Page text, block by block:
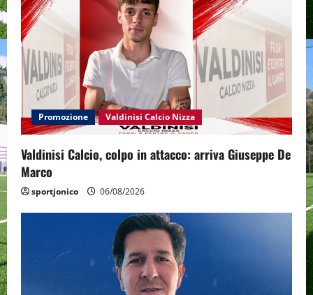
Promozione Valdinisi Calcio Nizza
Valdinisi Calcio, colpo in attacco: arriva Giuseppe De
Marco
sportjonico 06/08/2026